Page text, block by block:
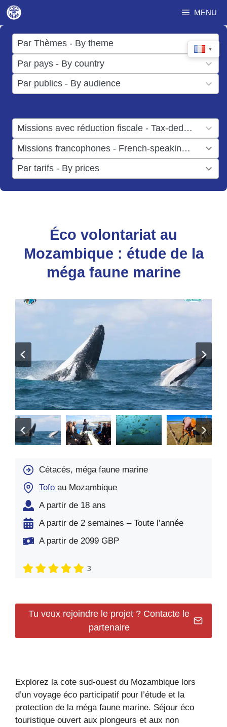
Aller
au
contenu
MENU
▼
Par Thèmes - By theme
17
results
available
Par pays - By country
50
results
available
Par publics - By audience
results
Missions avec réduction fiscale - Tax-deductible missions
result
available
Missions francophones - French-speaking missions
result
available
Par tarifs - By prices
results
available
Éco volontariat au
Mozambique : étude de la
méga faune marine
Cétacés, méga faune marine
Tofo au Mozambique
A partir de 18 ans
A partir de 2 semaines – Toute l’année
A partir de 2099 GBP
3
Tu veux rejoindre le projet ? Contacte le
partenaire
Explorez la cote sud-ouest du Mozambique lors
d’un voyage éco participatif pour l’étude et la
protection de la méga faune marine. Séjour éco
touristique ouvert aux plongeurs et aux non